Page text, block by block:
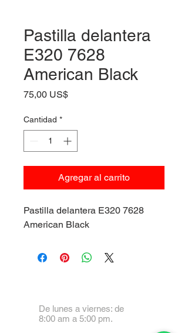
Pastilla delantera
E320 7628
American Black
75,00 US$Precio
Cantidad *
Agregar al carrito
Pastilla delantera E320 7628
American Black
De lunes a viernes: de
8:00 am a 5:00 pm.